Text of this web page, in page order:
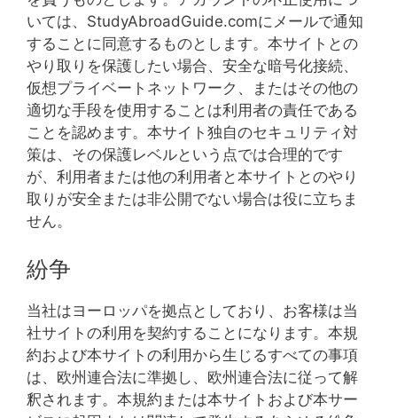
いては、StudyAbroadGuide.comにメールで通知
することに同意するものとします。本サイトとの
やり取りを保護したい場合、安全な暗号化接続、
仮想プライベートネットワーク、またはその他の
適切な手段を使用することは利用者の責任である
ことを認めます。本サイト独自のセキュリティ対
策は、その保護レベルという点では合理的です
が、利用者または他の利用者と本サイトとのやり
取りが安全または非公開でない場合は役に立ちま
せん。
紛争
当社はヨーロッパを拠点としており、お客様は当
社サイトの利用を契約することになります。本規
約および本サイトの利用から生じるすべての事項
は、欧州連合法に準拠し、欧州連合法に従って解
釈されます。本規約または本サイトおよび本サー